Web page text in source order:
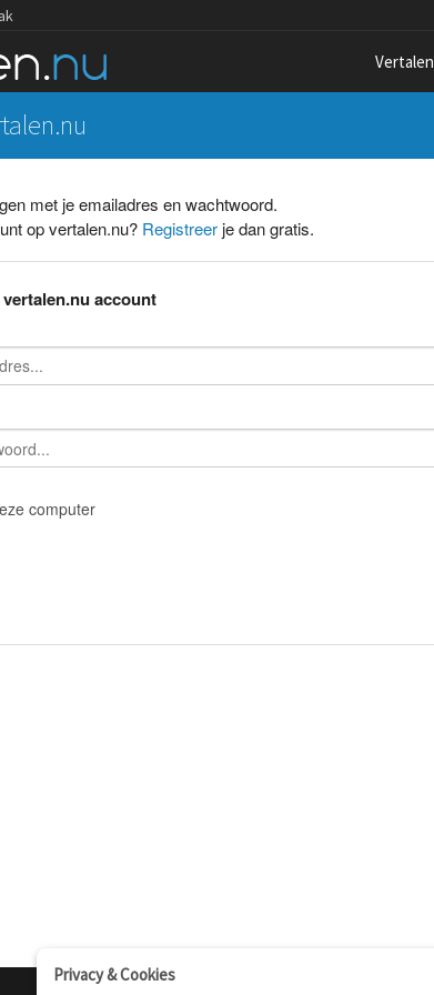
Vertalen
met je emailadres en wachtwoord.
op vertalen.nu? Registreerje dan gratis.
account
computer
Privacy & Cookies